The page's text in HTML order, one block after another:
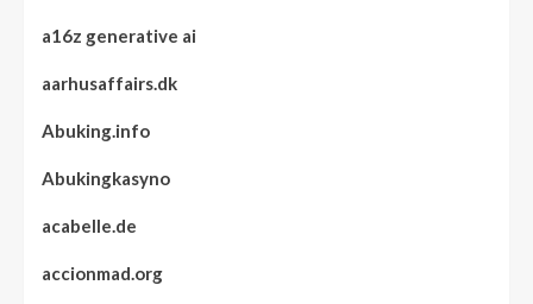
a16z generative ai
aarhusaffairs.dk
Abuking.info
Abukingkasyno
acabelle.de
accionmad.org